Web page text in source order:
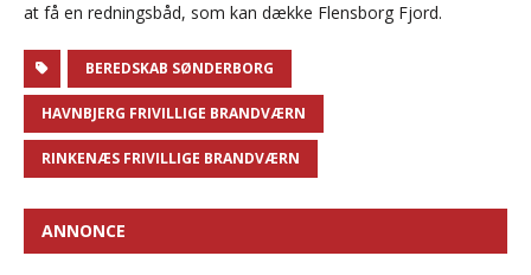
at få en redningsbåd, som kan dække Flensborg Fjord.
BEREDSKAB SØNDERBORG
HAVNBJERG FRIVILLIGE BRANDVÆRN
RINKENÆS FRIVILLIGE BRANDVÆRN
ANNONCE